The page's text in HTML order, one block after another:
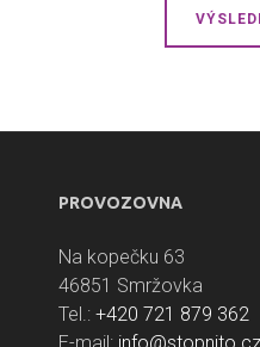
PROVOZOVNA
Na kopečku 63
46851 Smržovka
Tel.: +420 721 879 362